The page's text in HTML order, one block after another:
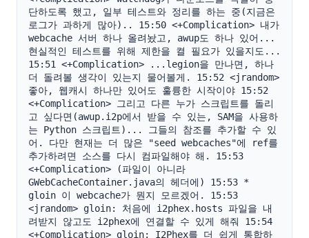
단하도록 했고, 일부 테스트와 정리를 하는 중(지금은
로그가 과하게 많아).. 15:50 <+Complication> 내가
webcache 서버 하나 올려놨고, awup도 하나 있어...
현실적인 테스트를 위해 제한을 켤 필요가 있을지도...
15:51 <+Complication> ...legion을 만나면, 하나
더 돌려볼 생각이 있는지 물어볼게. 15:52 <jrandom>
좋아, 웹캐시 하나만 있어도 훌륭한 시작이야 15:52
<+Complication> 그리고 다른 누가 스크립트를 돌리
고 싶다면(awup.i2p에서 받을 수 있는, SAM을 사용하
는 Python 스크립트)... 그들의 참조를 추가할 수 있
어. 다만 현재는 더 많은 "seed webcaches"에 ref를
추가하려면 소스를 다시 컴파일해야 해. 15:53
<+Complication> (파일이 아니라
GWebCacheContainer.java의 헤더에) 15:53 *
gloin 이 webcache가 뭔지 모르겠어. 15:53
<jrandom> gloin: 처음에 i2phex.hosts 파일을 내
려받지 않고도 i2phex에 연결할 수 있게 해줘 15:54
<+Complication> gloin: I2Phex를 더 쉽게 통합하